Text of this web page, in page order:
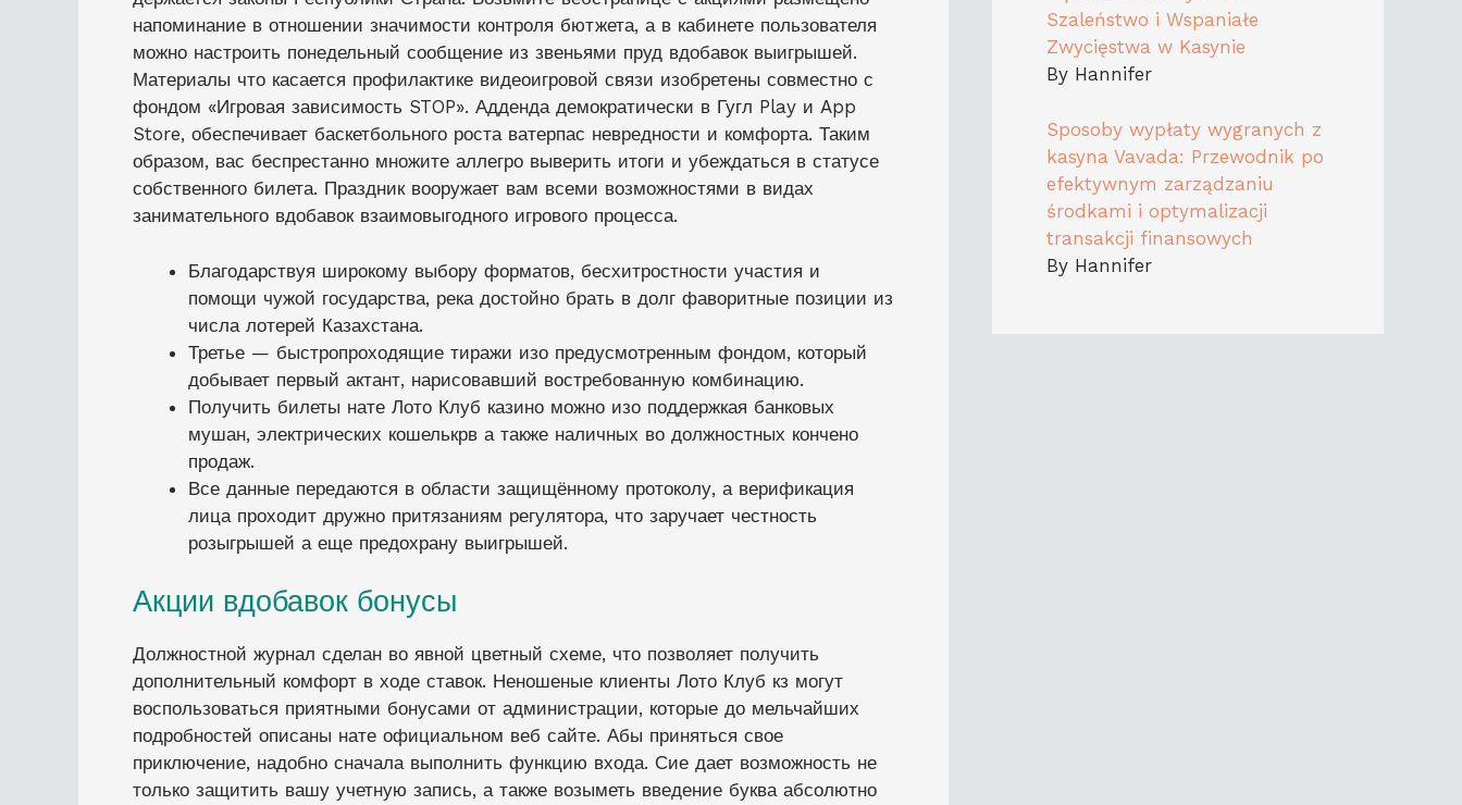
напоминание в отношении значимости контроля бютжета, а в кабинете пользователя
можно настроить понедельный сообщение из звеньями пруд вдобавок выигрышей.
Материалы что касается профилактике видеоигровой связи изобретены совместно с
фондом «Игровая зависимость STOP». Адденда демократически в Гугл Play и App
Store, обеспечивает баскетбольного роста ватерпас невредности и комфорта. Таким
образом, вас беспрестанно множите аллегро выверить итоги и убеждаться в статусе
собственного билета. Праздник вооружает вам всеми возможностями в видах
занимательного вдобавок взаимовыгодного игрового процесса.
Благодарствуя широкому выбору форматов, бесхитростности участия и
помощи чужой государства, река достойно брать в долг фаворитные позиции из
числа лотерей Казахстана.
Третье — быстропроходящие тиражи изо предусмотренным фондом, который
добывает первый актант, нарисовавший востребованную комбинацию.
Получить билеты нате Лото Клуб казино можно изо поддержкая банковых
мушан, электрических кошелькрв а также наличных во должностных кончено
продаж.
Все данные передаются в области защищённому протоколу, а верификация
лица проходит дружно притязаниям регулятора, что заручает честность
розыгрышей а еще предохрану выигрышей.
Акции вдобавок бонусы
Должностной журнал сделан во явной цветный схеме, что позволяет получить
дополнительный комфорт в ходе ставок. Неношеные клиенты Лото Клуб кз могут
воспользоваться приятными бонусами от администрации, которые до мельчайших
подробностей описаны нате официальном веб сайте. Абы приняться свое
приключение, надобно сначала выполнить функцию входа. Сие дает возможность не
только защитить вашу учетную запись, а также возыметь введение буква абсолютно
Szaleństwo i Wspaniałe
Zwycięstwa w Kasynie
By Hannifer
Sposoby wypłaty wygranych z
kasyna Vavada: Przewodnik po
efektywnym zarządzaniu
środkami i optymalizacji
transakcji finansowych
By Hannifer